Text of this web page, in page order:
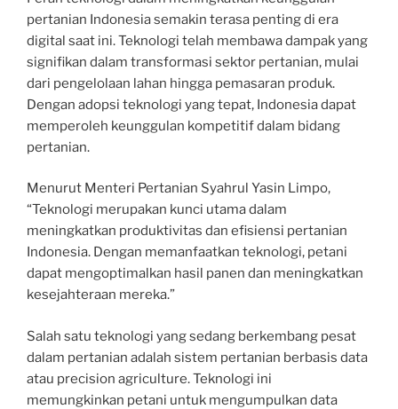
pertanian Indonesia semakin terasa penting di era
digital saat ini. Teknologi telah membawa dampak yang
signifikan dalam transformasi sektor pertanian, mulai
dari pengelolaan lahan hingga pemasaran produk.
Dengan adopsi teknologi yang tepat, Indonesia dapat
memperoleh keunggulan kompetitif dalam bidang
pertanian.
Menurut Menteri Pertanian Syahrul Yasin Limpo,
“Teknologi merupakan kunci utama dalam
meningkatkan produktivitas dan efisiensi pertanian
Indonesia. Dengan memanfaatkan teknologi, petani
dapat mengoptimalkan hasil panen dan meningkatkan
kesejahteraan mereka.”
Salah satu teknologi yang sedang berkembang pesat
dalam pertanian adalah sistem pertanian berbasis data
atau precision agriculture. Teknologi ini
memungkinkan petani untuk mengumpulkan data